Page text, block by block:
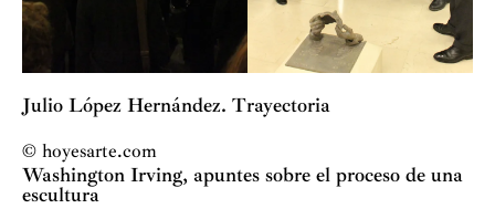
Julio López Hernández. Trayectoria
© hoyesarte.com
Washington Irving, apuntes sobre el proceso de una
escultura